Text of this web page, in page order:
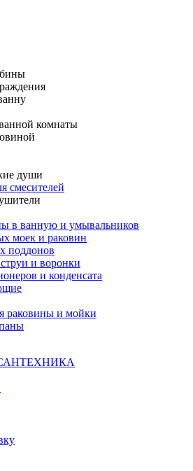
комнаты
души
смесителей
в ванную и умывальников
моек и раковин
поддонов
и воронки
и конденсата
раковины и мойки